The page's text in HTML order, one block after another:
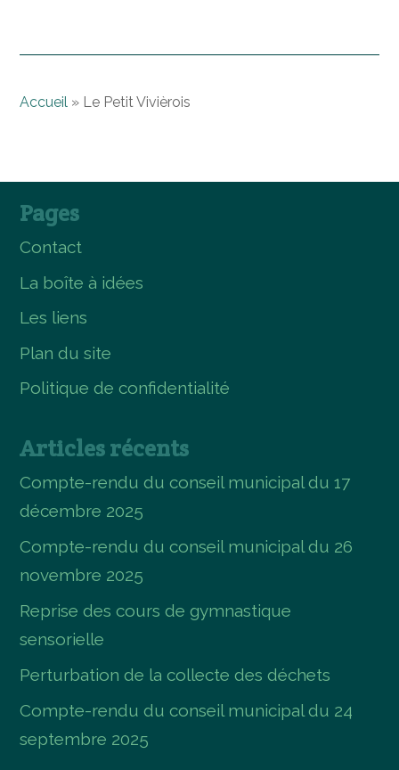
Accueil » Le Petit Vivièrois
Pages
Contact
La boîte à idées
Les liens
Plan du site
Politique de confidentialité
Articles récents
Compte-rendu du conseil municipal du 17
décembre 2025
Compte-rendu du conseil municipal du 26
novembre 2025
Reprise des cours de gymnastique
sensorielle
Perturbation de la collecte des déchets
Compte-rendu du conseil municipal du 24
septembre 2025